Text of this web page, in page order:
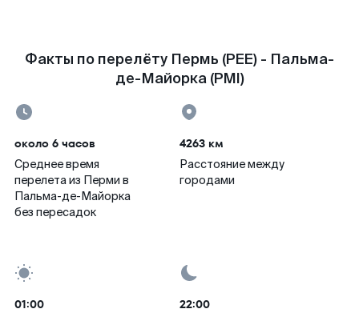
Факты по перелёту Пермь (PEE) - Пальма-
де-Майорка (PMI)
около 6 часов
Среднее время
перелета из Перми в
Пальма-де-Майорка
без пересадок
4263 км
Расстояние между
городами
01:00 22:00